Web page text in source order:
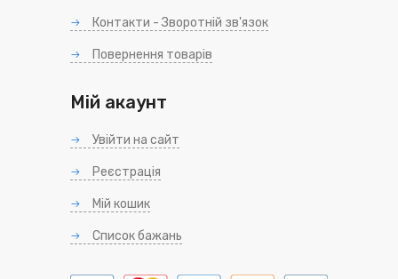
Контакти - Зворотній зв'язок
Повернення товарів
Мій акаунт
Увійти на сайт
Реєстрація
Мій кошик
Список бажань